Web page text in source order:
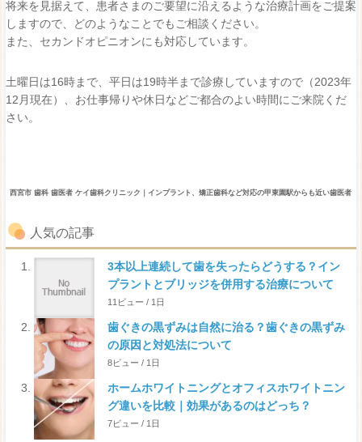
将来を見据えて、患者さまのご要望に沿えるような治療計画をご提案
しますので、どのようなことでもご相談ください。
また、セカンドオピニオンにも対応しています。
土曜日は16時まで、平日は19時半まで診療していますので（2023年
12月現在）、お仕事帰りや休日などご都合のよい時間にご来院くだ
さい。
西宮市 歯科 歯医者 ケイ歯科クリニック｜インプラント、矯正歯科など対応の甲東園駅からも近い歯医者
人気の記事
3本以上連続して歯を失ったらどうする？イン
プラントとブリッジを併用する治療について
11ビュー / 1日
歯ぐきの黒ずみは自然に治る？歯ぐきの黒ずみ
の原因と対処法について
8ビュー / 1日
ホームホワイトニングとオフィスホワイトニン
グ違いを比較｜効果があるのはどっち？
7ビュー / 1日